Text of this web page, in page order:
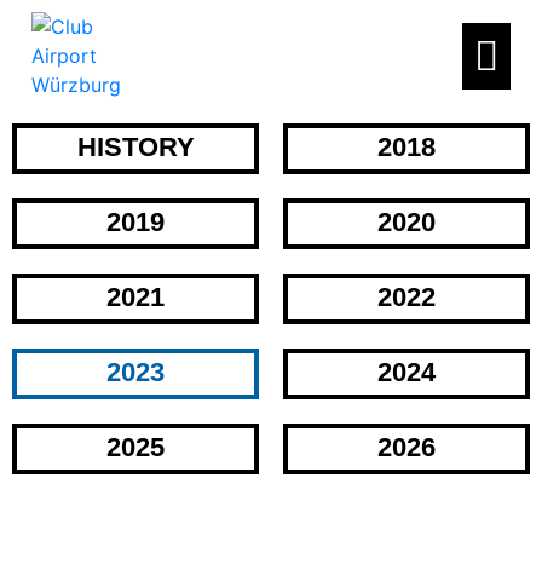
HISTORY 2018
2019 2020
2021 2022
2023 2024
2025 2026